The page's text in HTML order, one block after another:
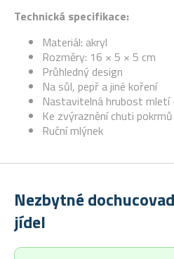
Technická specifikace:
Materiál: akryl
Rozměry: 16 × 5 × 5 cm
Průhledný design
Na sůl, pepř a jiné koření
Nastavitelná hrubost mletí
Ke zvýraznění chuti pokrmů
Ruční mlýnek
Nezbytné
jídel